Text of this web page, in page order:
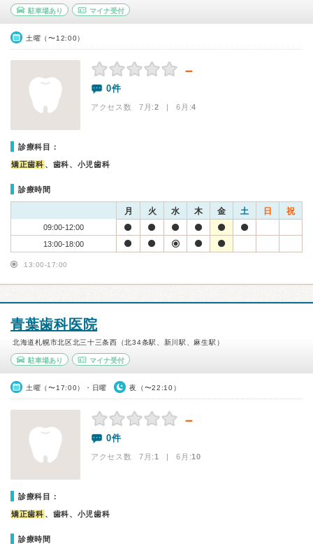
駐車場あり マイナ受付
土曜（〜12:00）
－
0件
アクセス数 7月:2 | 6月:4
診療科目：
矯正歯科 、歯科、小児歯科
診療時間
月 火 水 木 金 土 日 祝
09:00-12:00
13:00-18:00
13:00-17:00
青葉歯科医院
北海道札幌市北区北三十三条西（北34条駅、新川駅、麻生駅）
駐車場あり マイナ受付
土曜（〜17:00）・日曜 夜（〜22:10）
－
0件
アクセス数 7月:1 | 6月:10
診療科目：
矯正歯科 、歯科、小児歯科
診療時間